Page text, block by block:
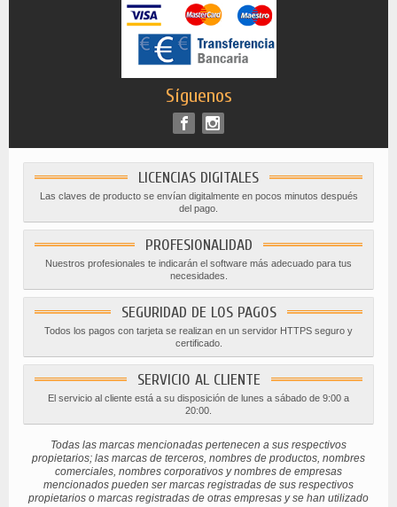
Síguenos
LICENCIAS DIGITALES
Las claves de producto se envían digitalmente en pocos minutos después
del pago.
PROFESIONALIDAD
Nuestros profesionales te indicarán el software más adecuado para tus
necesidades.
SEGURIDAD DE LOS PAGOS
Todos los pagos con tarjeta se realizan en un servidor HTTPS seguro y
certificado.
SERVICIO AL CLIENTE
El servicio al cliente está a su disposición de lunes a sábado de 9:00 a
20:00.
Todas las marcas mencionadas pertenecen a sus respectivos
propietarios; las marcas de terceros, nombres de productos, nombres
comerciales, nombres corporativos y nombres de empresas
mencionados pueden ser marcas registradas de sus respectivos
propietarios o marcas registradas de otras empresas y se han utilizado